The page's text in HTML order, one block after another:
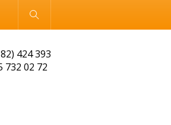
версия
424 393
732 02 72